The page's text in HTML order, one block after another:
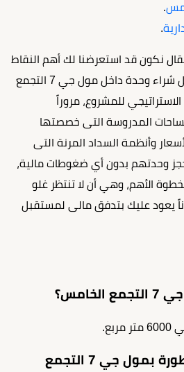
.
.
نكون قد استعرضنا لك أهم النقاط
التى يمكن أن تساعدك قبل شراء وحدة داخل مول جي 7 التجمع
للمشروع، مروراً
المدروسة التى خصصتها
وأنظمة السداد المرنة التى
وحدتهم بدون أي ضغوطات مالية،
الأهم، وهي أن لا تنتظر غلو
يعود عليك بتدفق مالى لمستقبل
من هي الشركة المطورة بمول جي 7 التجمع